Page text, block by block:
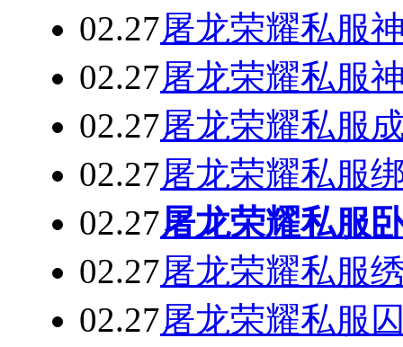
02.27屠龙荣耀私服
02.27屠龙荣耀私服
02.27屠龙荣耀私服
02.27屠龙荣耀私服
02.27屠龙荣耀私服
02.27屠龙荣耀私服
02.27屠龙荣耀私服